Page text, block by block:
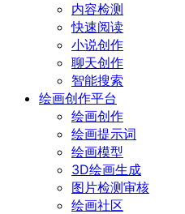
内容检测
快速阅读
小说创作
聊天创作
智能搜索
绘画创作平台
绘画创作
绘画提示词
绘画模型
3D绘画生成
图片检测审核
绘画社区